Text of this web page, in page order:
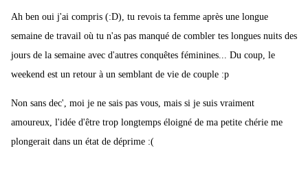
Ah ben oui j'ai compris (:D), tu revois ta femme après une longue
semaine de travail où tu n'as pas manqué de combler tes longues nuits des
jours de la semaine avec d'autres conquêtes féminines... Du coup, le
weekend est un retour à un semblant de vie de couple :p
Non sans dec', moi je ne sais pas vous, mais si je suis vraiment
amoureux, l'idée d'être trop longtemps éloigné de ma petite chérie me
plongerait dans un état de déprime :(